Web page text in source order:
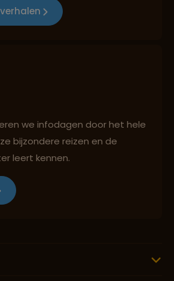
we infodagen door het hele
bijzondere reizen en de
leert kennen.